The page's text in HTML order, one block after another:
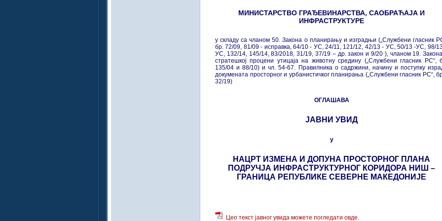
МИНИСТАРСТВО ГРАЂЕВИНАРСТВА, САОБРАЋАЈА И
ИНФРАСТРУКТУРЕ
у складу са чланом 50. Закона о планирању и изградњи („Службени гласник
бр. 72/09, 81/09 - исправка, 64/10 - УС, 24/11, 121/12, 42/13 - УС, 50/13 -УС, 98/
УС, 132/14, 145/14, 83/2018, 31/19, 37/19 – др. закон и 9/20 ), чланом 19.
стратешкој процени утицаја на животну средину („Службени гласник РС“,
135/04 и 88/10) и чл. 54-67. Правилника о садржини, начину и поступку
докумената просторног и урбанистичког планирања („Службени гласник РС“,
32/19)
ОГЛАШАВА
ЈАВНИ УВИД
у
НАЦРТ ИЗМЕНА И ДОПУНА ПРОСТОРНОГ ПЛАНА
ПОДРУЧЈА ИНФРАСТРУКТУРНОГ КОРИДОРА НИШ –
ГРАНИЦА РЕПУБЛИКЕ СЕВЕРНЕ МАКЕДОНИЈЕ
Цео текст јавног увида можете погледати овде.